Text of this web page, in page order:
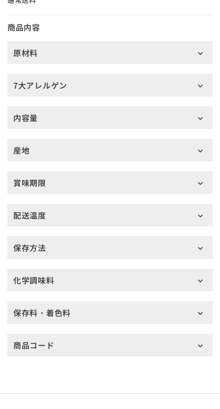
商品内容
原材料
7大アレルゲン
内容量
産地
賞味期限
配送温度
保存方法
化学調味料
保存料・着色料
商品コード